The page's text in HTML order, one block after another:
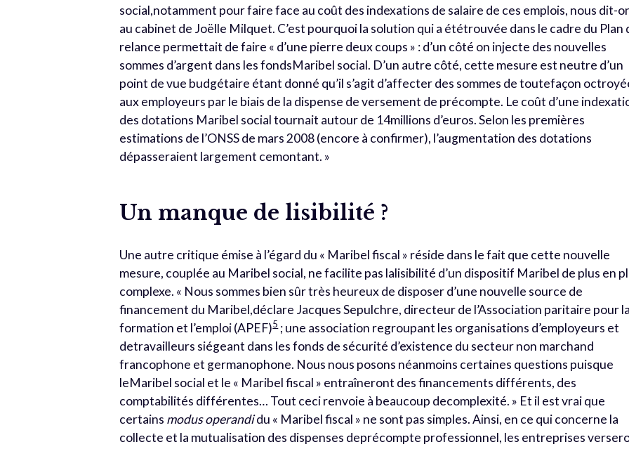
social,notamment pour faire face au coût des indexations de salaire de ces emplois, nous dit-
au cabinet de Joëlle Milquet. C’est pourquoi la solution qui a ététrouvée dans le cadre du Plan
relance permettait de faire « d’une pierre deux coups » : d’un côté on injecte des nouvelles
sommes d’argent dans les fondsMaribel social. D’un autre côté, cette mesure est neutre d’un
point de vue budgétaire étant donné qu’il s’agit d’affecter des sommes de toutefaçon
aux employeurs par le biais de la dispense de versement de précompte. Le coût d’une
des dotations Maribel social tournait autour de 14millions d’euros. Selon les premières
estimations de l’ONSS de mars 2008 (encore à confirmer), l’augmentation des dotations
dépasseraient largement cemontant. »
Un manque de lisibilité ?
Une autre critique émise à l’égard du « Maribel fiscal » réside dans le fait que cette nouvelle
mesure, couplée au Maribel social, ne facilite pas lalisibilité d’un dispositif Maribel de plus en
complexe. « Nous sommes bien sûr très heureux de disposer d’une nouvelle source de
financement du Maribel,déclare Jacques Sepulchre, directeur de l’Association paritaire pour la
formation et l’emploi (APEF)5; une association regroupant les organisations d’employeurs et
detravailleurs siégeant dans les fonds de sécurité d’existence du secteur non marchand
francophone et germanophone. Nous nous posons néanmoins certaines questions puisque
leMaribel social et le « Maribel fiscal » entraîneront des financements différents, des
comptabilités différentes… Tout ceci renvoie à beaucoup decomplexité. » Et il est vrai que
certains modus operandidu « Maribel fiscal » ne sont pas simples. Ainsi, en ce qui concerne la
collecte et la mutualisation des dispenses deprécompte professionnel, les entreprises